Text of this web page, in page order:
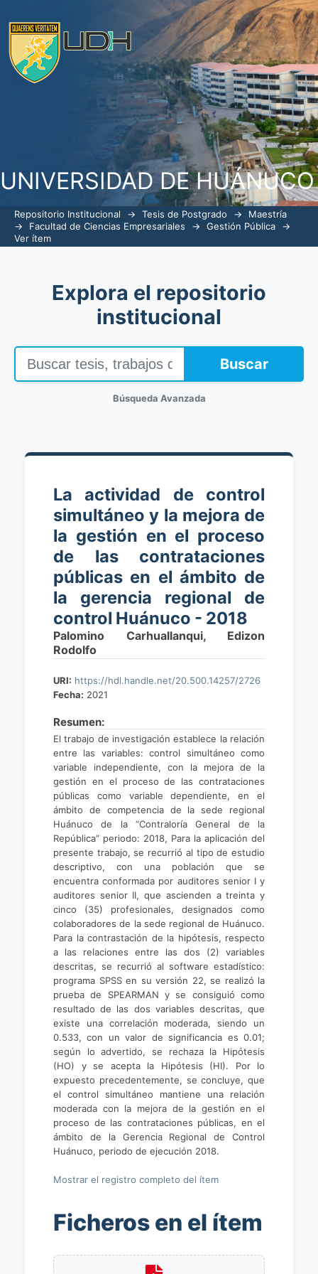
UNIVERSIDAD DE HUÁNUCO
La actividad de control simultáneo
contrataciones públicas en el ámbito
2018
Repositorio Institucional → Tesis de Postgrado →
Maestría
→
Facultad de Ciencias Empresariales → Gestión Pública
→
Ver ítem
Explora el repositorio
institucional
Buscar
Búsqueda Avanzada
La actividad de control
simultáneo y la mejora de
la gestión en el proceso
de las contrataciones
públicas en el ámbito de
la gerencia regional de
control Huánuco - 2018
Palomino Carhuallanqui, Edizon
Rodolfo
URI: https://hdl.handle.net/20.500.14257/2726
Fecha: 2021
Resumen:
El trabajo de investigación establece la relación
entre las variables: control simultáneo como
variable independiente, con la mejora de la
gestión en el proceso de las contrataciones
públicas como variable dependiente, en el
ámbito de competencia de la sede regional
Huánuco de la “Contraloría General de la
República” periodo: 2018, Para la aplicación del
presente trabajo, se recurrió al tipo de estudio
descriptivo, con una población que se
encuentra conformada por auditores senior I y
auditores senior II, que ascienden a treinta y
cinco (35) profesionales, designados como
colaboradores de la sede regional de Huánuco.
Para la contrastación de la hipótesis, respecto
a las relaciones entre las dos (2) variables
descritas, se recurrió al software estadístico:
programa SPSS en su versión 22, se realizó la
prueba de SPEARMAN y se consiguió como
resultado de las dos variables descritas, que
existe una correlación moderada, siendo un
0.533, con un valor de significancia es 0.01;
según lo advertido, se rechaza la Hipótesis
(HO) y se acepta la Hipótesis (HI). Por lo
expuesto precedentemente, se concluye, que
el control simultáneo mantiene una relación
moderada con la mejora de la gestión en el
proceso de las contrataciones públicas, en el
ámbito de la Gerencia Regional de Control
Huánuco, periodo de ejecución 2018.
Mostrar el registro completo del ítem
Ficheros en el ítem